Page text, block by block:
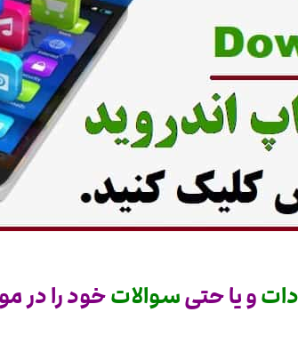
و یا حتیسوالاتخود را در